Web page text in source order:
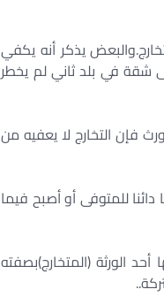
يذكر أنه يكفي
شقة في بلد ثاني لم يخطر
فإن التخارج لا يعفيه من
للمتوفى أو أصبح فيما
الورثة (المتخارج)بصفته